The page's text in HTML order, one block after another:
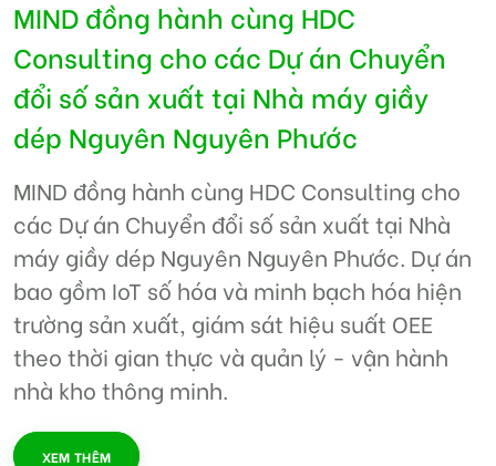
MIND đồng hành cùng HDC
Consulting cho các Dự án Chuyển
đổi số sản xuất tại Nhà máy giầy
dép Nguyên Nguyên Phước
MIND đồng hành cùng HDC Consulting cho
các Dự án Chuyển đổi số sản xuất tại Nhà
máy giầy dép Nguyên Nguyên Phước. Dự án
bao gồm IoT số hóa và minh bạch hóa hiện
trường sản xuất, giám sát hiệu suất OEE
theo thời gian thực và quản lý - vận hành
nhà kho thông minh.
XEM THÊM